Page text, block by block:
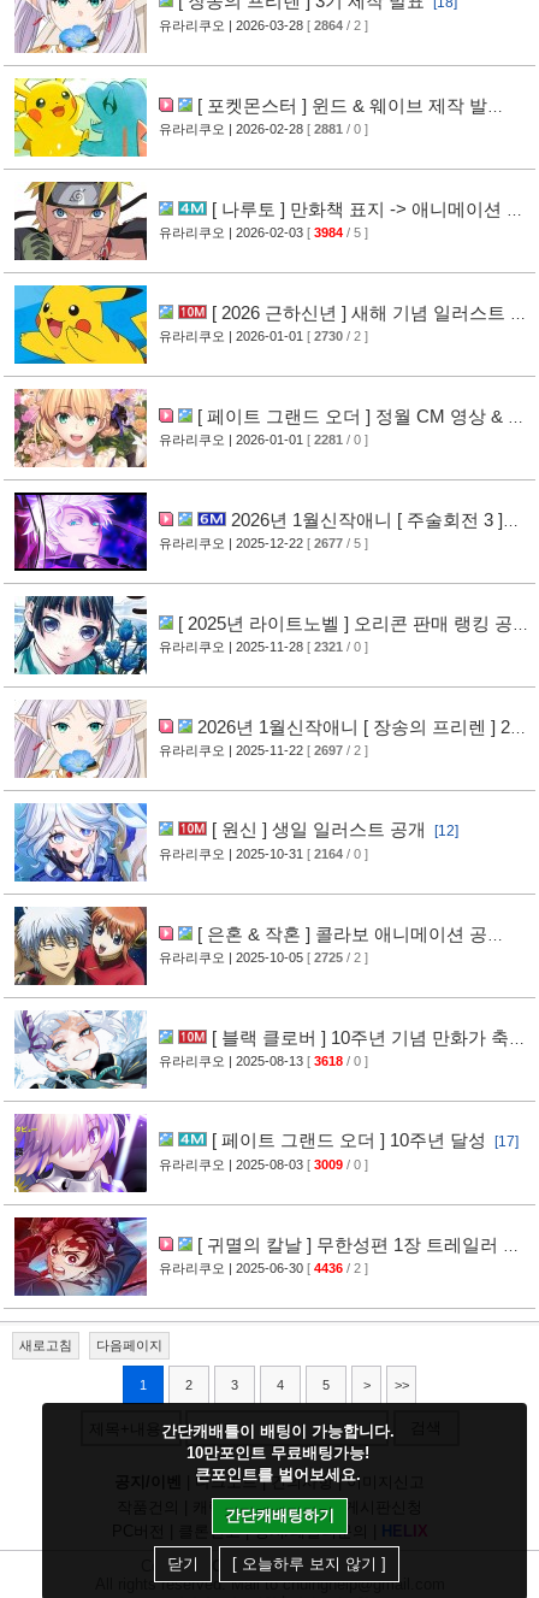
유라리쿠오 | 2026-03-28 [ 2864 / 2 ]
[ 포켓몬스터 ] 윈드 & 웨이브 제작 발
표 [13]
유라리쿠오 | 2026-02-28 [ 2881 / 0 ]
[ 나루토 ] 만화책 표지 -> 애니메이션 비
주얼 공개
[17]
유라리쿠오 | 2026-02-03 [ 3984 / 5 ]
[ 2026 근하신년 ] 새해 기념 일러스트 공
개 [14]
유라리쿠오 | 2026-01-01 [ 2730 / 2 ]
[ 페이트 그랜드 오더 ] 정월 CM 영상 & 신
규 캐릭터 공개 [17]
유라리쿠오 | 2026-01-01 [ 2281 / 0 ]
2026년 1월신작애니 [ 주술회전 3 ]
PV 영상 공개 [12]
유라리쿠오 | 2025-12-22 [ 2677 / 5 ]
[ 2025년 라이트노벨 ] 오리콘 판매 랭킹 공
개 [10]
유라리쿠오 | 2025-11-28 [ 2321 / 0 ]
2026년 1월신작애니 [ 장송의 프리렌 ] 2기
PV 영상 공개 [16]
유라리쿠오 | 2025-11-22 [ 2697 / 2 ]
[ 원신 ] 생일 일러스트 공개 [12]
유라리쿠오 | 2025-10-31 [ 2164 / 0 ]
[ 은혼 & 작혼 ] 콜라보 애니메이션 공
개 [14]
유라리쿠오 | 2025-10-05 [ 2725 / 2 ]
[ 블랙 클로버 ] 10주년 기념 만화가 축전
일러스트 공개 [14]
유라리쿠오 | 2025-08-13 [ 3618 / 0 ]
[ 페이트 그랜드 오더 ] 10주년 달성 [17]
유라리쿠오 | 2025-08-03 [ 3009 / 0 ]
[ 귀멸의 칼날 ] 무한성편 1장 트레일러 영
상 공개
[15]
유라리쿠오 | 2025-06-30 [ 4436 / 2 ]
새로고침 다음페이지
1 2 3 4 5 > >>
다크모드|건의사항|이미지신고
캐릭건의|기타디비|
클론신고|정지/패널티문의 H I X
Copyright
CHUINGCommunications.
All rights reserved. Mail to chuinghelp@gmail.com
간단캐배틀이 배팅이 가능합니다.
10만포인트 무료배팅가능!
큰포인트를 벌어보세요.
간단캐배팅하기
닫기 [ 오늘하루 보지 않기 ]